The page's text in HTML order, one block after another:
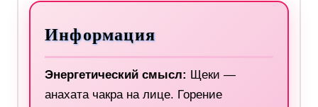
Информация
Энергетический смысл: Щеки —
анахата чакра на лице. Горение